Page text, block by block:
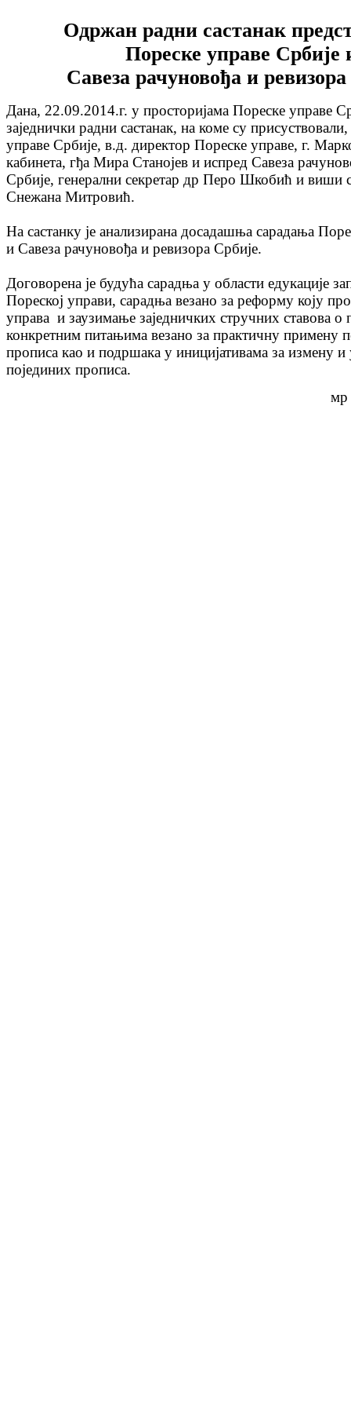
Одржан радни састанак
Пореске управе Србије
Савеза рачуновођа и
Дана, 22.09.2014.г. у просторијама Пореске управе
заједнички радни састанак, на коме су
управе Србије, в.д. директор Пореске управе, г.
кабинета, гђа Мира Станојев и испред Савеза
Србије, генерални секретар др Перо Шкобић и виши
Снежана Митровић.
На састанку је анализирана досадашња сарадања
и Савеза рачуновођа и ревизора Србије.
Договорена је будућа сарадња у области едукације
Пореској управи, сарадња везано за реформу коју
управа и заузимање заједничких стручних ставова о
конкретним питањима везано за практичну примену
прописа као и подршака у иницијативама за измену и
појединих прописа.
мр